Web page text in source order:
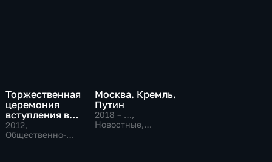
Торжественная
церемония
вступления в
должность
президента
2012,
Общественно-
Москва. Кремль.
Путин
2018 – …,
Новостные,